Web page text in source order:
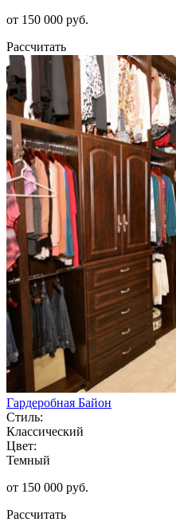
от 150 000 руб.
Рассчитать
Гардеробная Байон
Стиль:
Классический
Цвет:
Темный
от 150 000 руб.
Рассчитать